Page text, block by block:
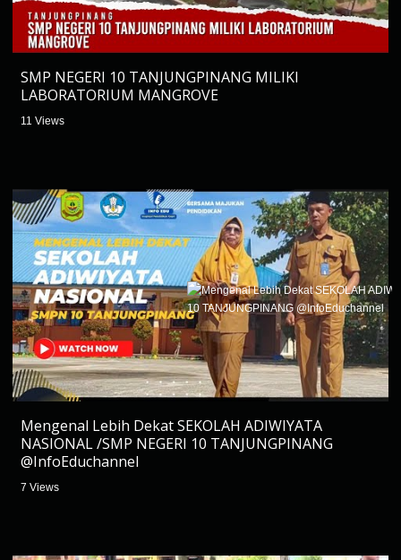
SMP NEGERI 10 TANJUNGPINANG MILIKI
LABORATORIUM MANGROVE
11 Views
Mengenal Lebih Dekat SEKOLAH ADIWIYATA
NASIONAL /SMP NEGERI 10 TANJUNGPINANG
@InfoEduchannel
7 Views